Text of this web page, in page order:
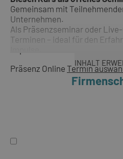
Gemeinsam mit
Unternehmen.
Als Präsenzseminar oder
Terminen – ideal für den
INHALT
Präsenz Online Termin